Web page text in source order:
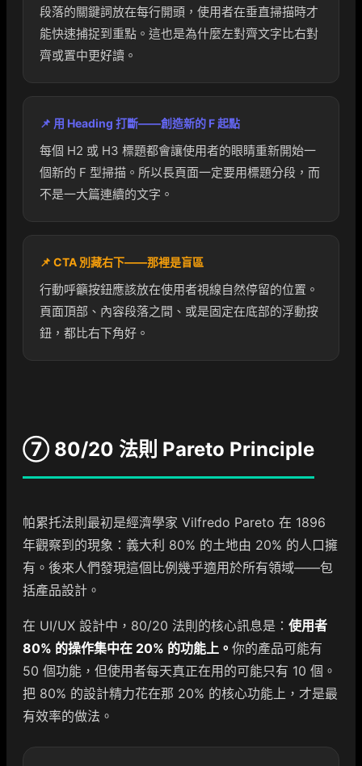
段落的關鍵詞放在每行開頭，使用者在垂直掃描時才
能快速捕捉到重點。這也是為什麼左對齊文字比右對
齊或置中更好讀。
📌 用 Heading 打斷——創造新的 F 起點
每個 H2 或 H3 標題都會讓使用者的眼睛重新開始一
個新的 F 型掃描。所以長頁面一定要用標題分段，而
不是一大篇連續的文字。
📌 CTA 別藏右下——那裡是盲區
行動呼籲按鈕應該放在使用者視線自然停留的位置。
頁面頂部、內容段落之間、或是固定在底部的浮動按
鈕，都比右下角好。
⑦ 80/20 法則 Pareto Principle
帕累托法則最初是經濟學家 Vilfredo Pareto 在 1896
年觀察到的現象：義大利 80% 的土地由 20% 的人口擁
有。後來人們發現這個比例幾乎適用於所有領域——包
括產品設計。
在 UI/UX 設計中，80/20 法則的核心訊息是： 使用者
80% 的操作集中在 20% 的功能上。 你的產品可能有
50 個功能，但使用者每天真正在用的可能只有 10 個。
把 80% 的設計精力花在那 20% 的核心功能上，才是最
有效率的做法。